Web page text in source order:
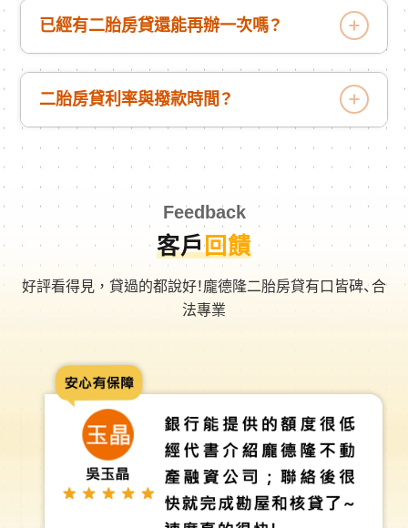
已經有二胎房貸還能再辦一次嗎？
二胎房貸利率與撥款時間？
Feedback
客戶回饋
好評看得見，貸過的都說好！龐德隆二胎房貸有口皆碑、合
法專業